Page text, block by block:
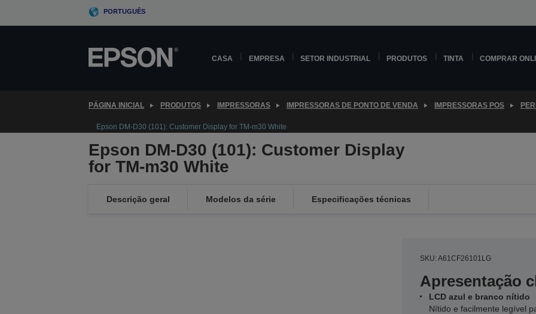
PORTUGUÊS
CASA EMPRESA SETOR INDUSTRIAL PRODUTOS TINTA COMPRAR
PÁGINA INICIAL PRODUTOS IMPRESSORAS IMPRESSORAS DE PONTO DE VENDA IMPRESSORAS POS
Epson DM-D30 (101): Customer Display for TM-m30 White
Epson DM-D30 (101): Customer Display
for TM-m30 White
Descrição geral Modelos da série Especificações técnicas
SKU: A61CF26101LG
Apresentação
LCD azul e branco nítido
Nítido e facilmente legível